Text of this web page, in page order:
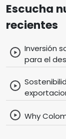
Escucha
recientes
Inversión
para el
Why